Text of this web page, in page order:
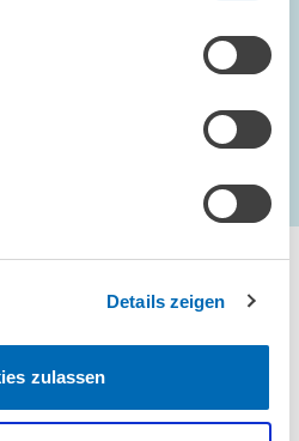
Details zeigen
zulassen
Nächste
letzte
Anfragen bitte an